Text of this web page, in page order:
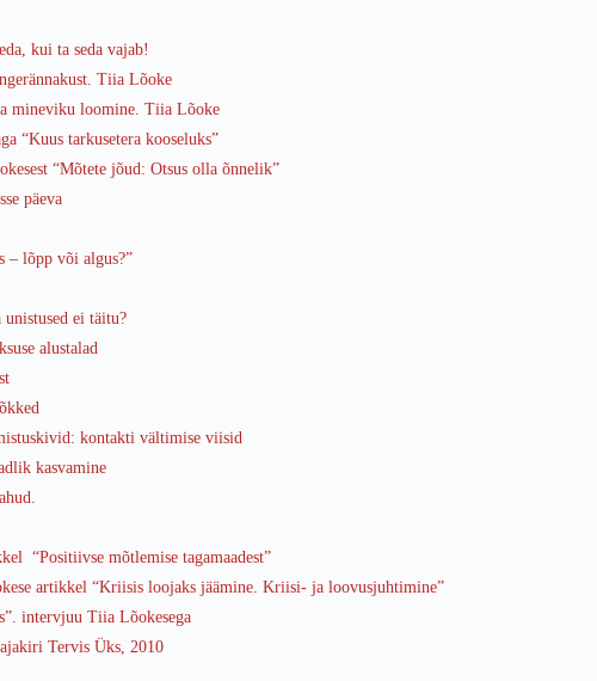
kui ta seda vajab!
Tiia Lõoke
mineviku loomine. Tiia Lõoke
“Kuus tarkusetera kooseluks”
“Mõtete jõud: Otsus olla õnnelik”
päeva
– lõpp või algus?”
ei täitu?
alustalad
kontakti vältimise viisid
kasvamine
“Positiivse mõtlemise tagamaadest”
artikkel “Kriisis loojaks jäämine. Kriisi- ja loovusjuhtimine”
intervjuu Tiia Lõokesega
Tervis Üks, 2010